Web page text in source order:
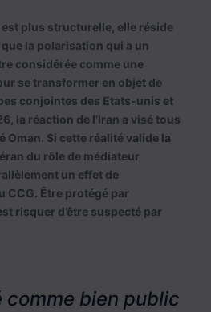
plus structurelle, elle réside
la polarisation qui a un
considérée comme une
se transformer en objet de
conjointes des Etats-unis et
la réaction de l’Iran a visé tous
Oman. Si cette réalité valide la
du rôle de médiateur
un effet de
CCG. Être protégé par
risquer d’être suspecté par
comme bien public